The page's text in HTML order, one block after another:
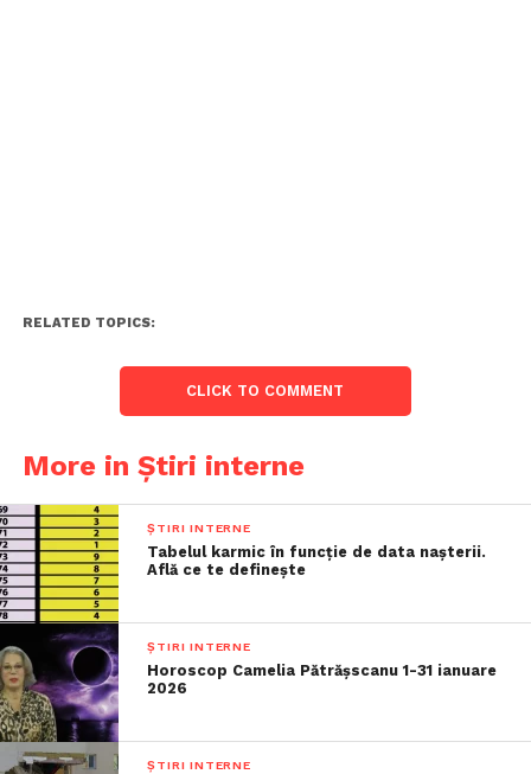
RELATED TOPICS:
CLICK TO COMMENT
More in Știri interne
ȘTIRI INTERNE
Tabelul karmic în funcție de data nașterii.
Află ce te definește
ȘTIRI INTERNE
Horoscop Camelia Pătrășscanu 1-31 ianuare
2026
ȘTIRI INTERNE